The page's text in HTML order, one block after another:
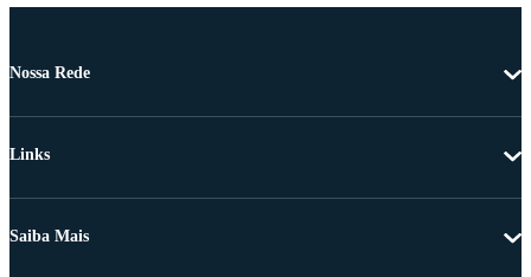
Nossa Rede
Links
Saiba Mais